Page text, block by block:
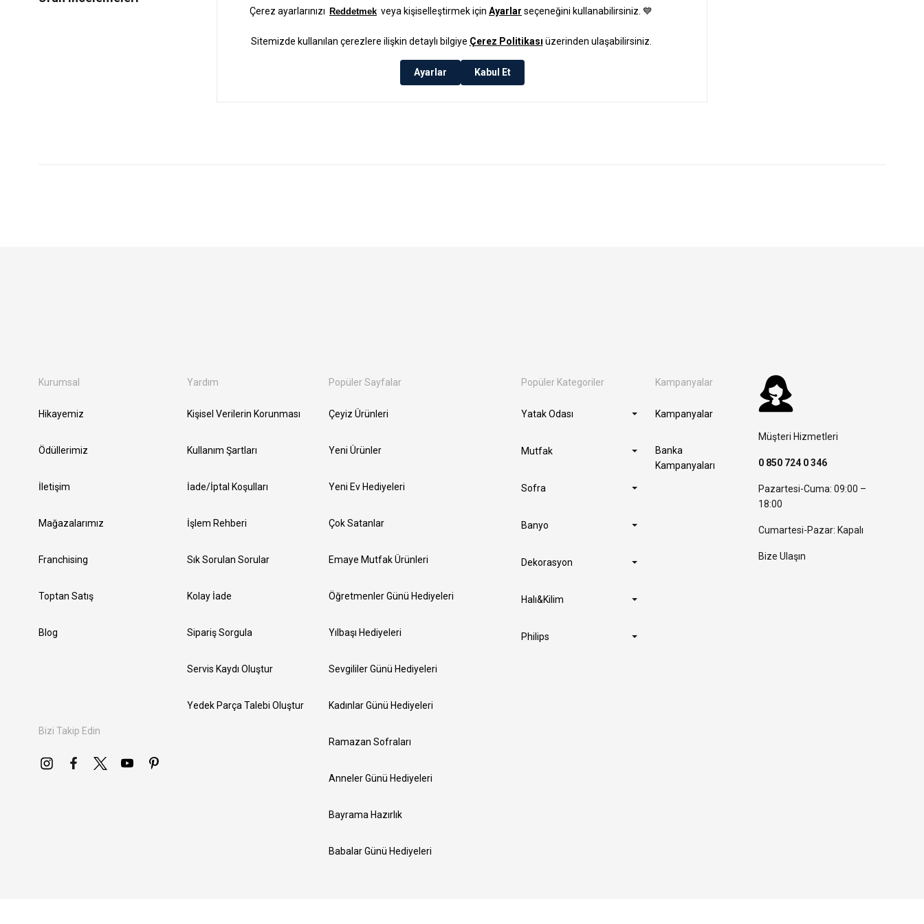
Kurumsal
Hikayemiz
Ödüllerimiz
İletişim
Mağazalarımız
Franchising
Toptan Satış
Blog
Bizi Takip Edin
Yardım
Kişisel Verilerin Korunması
Kullanım Şartları
İade/İptal Koşulları
İşlem Rehberi
Sık Sorulan Sorular
Kolay İade
Sipariş Sorgula
Servis Kaydı Oluştur
Yedek Parça Talebi Oluştur
Popüler Sayfalar
Çeyiz Ürünleri
Yeni Ürünler
Yeni Ev Hediyeleri
Çok Satanlar
Emaye Mutfak Ürünleri
Öğretmenler Günü Hediyeleri
Yılbaşı Hediyeleri
Sevgililer Günü Hediyeleri
Kadınlar Günü Hediyeleri
Ramazan Sofraları
Anneler Günü Hediyeleri
Bayrama Hazırlık
Babalar Günü Hediyeleri
Popüler Kategoriler
Yatak Odası
Mutfak
Sofra
Banyo
Dekorasyon
Halı&Kilim
Philips
Kampanyalar
Kampanyalar
Banka
Kampanyaları
Müşteri Hizmetleri
0 850 724 0 346
Pazartesi-Cuma: 09:00 –
18:00
Cumartesi-Pazar: Kapalı
Bize Ulaşın